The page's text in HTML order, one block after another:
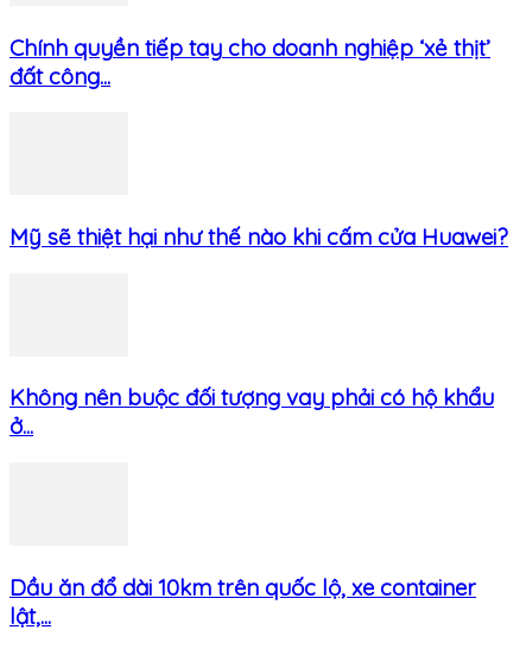
Chính quyền tiếp tay cho doanh nghiệp ‘xẻ thịt’
đất công...
Mỹ sẽ thiệt hại như thế nào khi cấm cửa Huawei?
Không nên buộc đối tượng vay phải có hộ khẩu
ở...
Dầu ăn đổ dài 10km trên quốc lộ, xe container
lật,...